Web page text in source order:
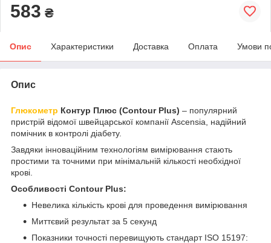
583 ₴
Опис Характеристики Доставка Оплата Умови
Опис
Глюкометр Контур Плюс (Contour Plus) – популярний
пристрій відомої швейцарської компанії Ascensia, надійний
помічник в контролі діабету.
Завдяки інноваційним технологіям вимірювання стають
простими та точними при мінімальній кількості необхідної
крові.
Особливості Contour Plus:
Невелика кількість крові для проведення вимірювання
Миттєвий результат за 5 секунд
Показники точності перевищують стандарт ISO 15197: